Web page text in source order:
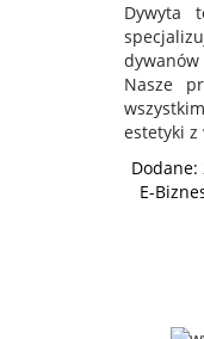
Dywyta
Nasze
estetyki z
Dodane:
E-